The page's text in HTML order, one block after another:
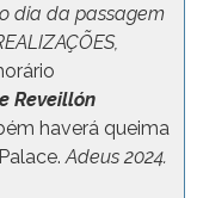
dia da passagem
Reveillón
haverá queima
Adeus 2024.